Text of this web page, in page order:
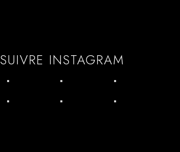
SUIVRE INSTAGRAM